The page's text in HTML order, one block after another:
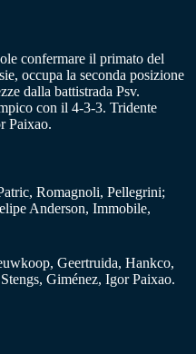
confermare il primato del
occupa la seconda posizione
dalla battistrada Psv.
con il 4-3-3. Tridente
Paixao.
Romagnoli, Pellegrini;
Anderson, Immobile,
Geertruida, Hankco,
Giménez, Igor Paixao.